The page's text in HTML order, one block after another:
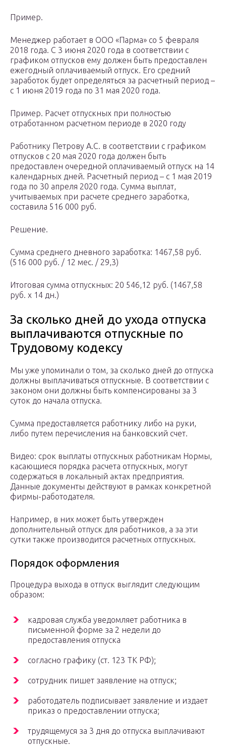
Пример.
Менеджер работает в ООО «Парма» со 5 февраля
2018 года. С 3 июня 2020 года в соответствии с
графиком отпусков ему должен быть предоставлен
ежегодный оплачиваемый отпуск. Его средний
заработок будет определяться за расчетный период –
с 1 июня 2019 года по 31 мая 2020 года.
Пример. Расчет отпускных при полностью
отработанном расчетном периоде в 2020 году
Работнику Петрову А.С. в соответствии с графиком
отпусков с 20 мая 2020 года должен быть
предоставлен очередной оплачиваемый отпуск на 14
календарных дней. Расчетный период – с 1 мая 2019
года по 30 апреля 2020 года. Сумма выплат,
учитываемых при расчете среднего заработка,
составила 516 000 руб.
Решение.
Сумма среднего дневного заработка: 1467,58 руб.
(516 000 руб. / 12 мес. / 29,3)
Итоговая сумма отпускных: 20 546,12 руб. (1467,58
руб. х 14 дн.)
За сколько дней до ухода отпуска
выплачиваются отпускные по
Трудовому кодексу
Мы уже упоминали о том, за сколько дней до отпуска
должны выплачиваться отпускные. В соответствии с
законом они должны быть компенсированы за 3
суток до начала отпуска.
Сумма предоставляется работнику либо на руки,
либо путем перечисления на банковский счет.
Видео: срок выплаты отпускных работникам Нормы,
касающиеся порядка расчета отпускных, могут
содержаться в локальный актах предприятия.
Данные документы действуют в рамках конкретной
фирмы-работодателя.
Например, в них может быть утвержден
дополнительный отпуск для работников, а за эти
сутки также производится расчетных отпускных.
Порядок оформления
Процедура выхода в отпуск выглядит следующим
образом:
кадровая служба уведомляет работника в
письменной форме за 2 недели до
предоставления отпуска
согласно графику (ст. 123 ТК РФ);
сотрудник пишет заявление на отпуск;
работодатель подписывает заявление и издает
приказ о предоставлении отпуска;
трудящемуся за 3 дня до отпуска выплачивают
отпускные.